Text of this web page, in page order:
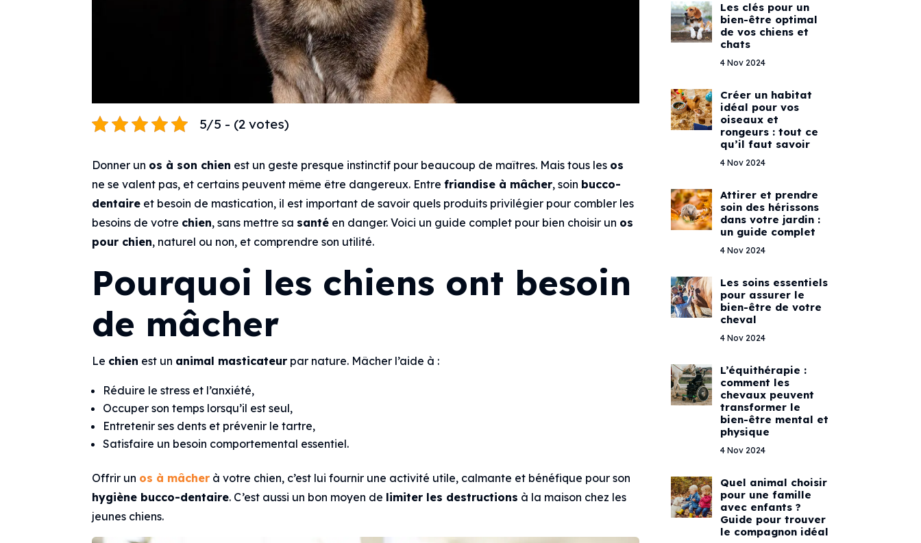
5/5 - (2 votes)
Donner un os à son chien est un geste presque instinctif pour beaucoup de maîtres. Mais tous les os
ne se valent pas, et certains peuvent même être dangereux. Entrefriandise à mâcher, soin bucco-
dentaire et besoin de mastication, il est important de savoir quels produits privilégier pour combler les
besoins de votre chien, sans mettre sa santé en danger. Voici un guide complet pour bien choisir un os
pour chien, naturel ou non, et comprendre son utilité.
Pourquoi les chiens ont besoin
de mâcher
Le chien est un animal masticateur par nature. Mâcher l’aide à :
Réduire le stress et l’anxiété,
Occuper son temps lorsqu’il est seul,
Entretenir ses dents et prévenir le tartre,
Satisfaire un besoin comportemental essentiel.
Offrir un os à mâcher à votre chien, c’est lui fournir une activité utile, calmante et bénéfique pour son
hygiène bucco-dentaire. C’est aussi un bon moyen de limiter les destructions à la maison chez les
jeunes chiens.
Les clés pour un
bien-être optimal
de vos chiens et
chats
4 Nov 2024
Créer un habitat
idéal pour vos
oiseaux et
rongeurs : tout ce
qu’il faut savoir
4 Nov 2024
Attirer et prendre
soin des hérissons
dans votre jardin :
un guide complet
4 Nov 2024
Les soins essentiels
pour assurer le
bien-être de votre
cheval
4 Nov 2024
L’équithérapie :
comment les
chevaux peuvent
transformer le
bien-être mental et
physique
4 Nov 2024
Quel animal choisir
pour une famille
avec enfants ?
Guide pour trouver
le compagnon idéal